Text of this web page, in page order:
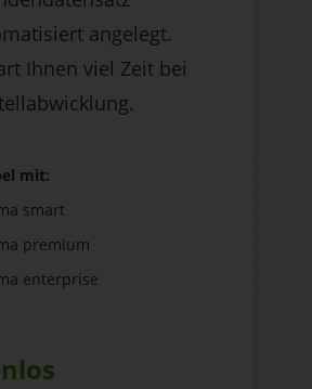
angelegt.
Ihnen viel Zeit bei
mit:
smart
premium
enterprise